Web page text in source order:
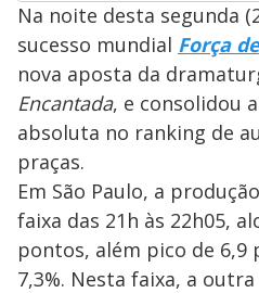
Na noite desta segunda
sucesso mundial Força
nova aposta da
Encantada, e consolidou
absoluta no ranking de
praças.
Em São Paulo, a
faixa das 21h às 22h05,
pontos, além pico de 6,9
7,3%. Nesta faixa, a